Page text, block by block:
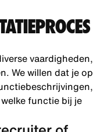
vaardigheden,
We willen dat je op
functie bij je